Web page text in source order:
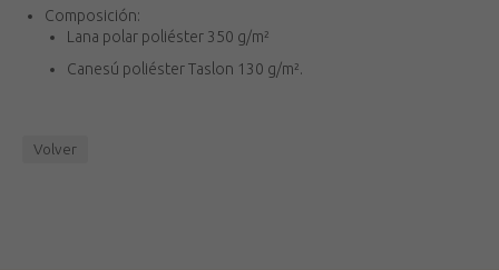
Composición:
Lana polar poliéster 350 g/m²
Canesú poliéster Taslon 130 g/m².
Volver